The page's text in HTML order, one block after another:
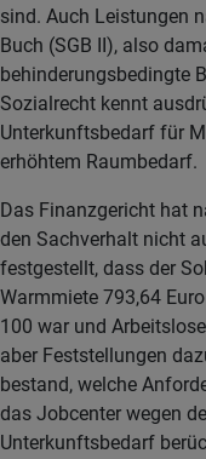
sind. Auch Leistungen
Buch (SGB II), also
behinderungsbedingte
Sozialrecht kennt
Unterkunftsbedarf für
erhöhtem Raumbedarf.
Das Finanzgericht hat
den Sachverhalt nicht
festgestellt, dass der
Warmmiete 793,64
100 war und
aber Feststellungen
bestand, welche
das Jobcenter wegen
Unterkunftsbedarf